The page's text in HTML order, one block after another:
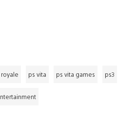
ps vita ps vita games ps3